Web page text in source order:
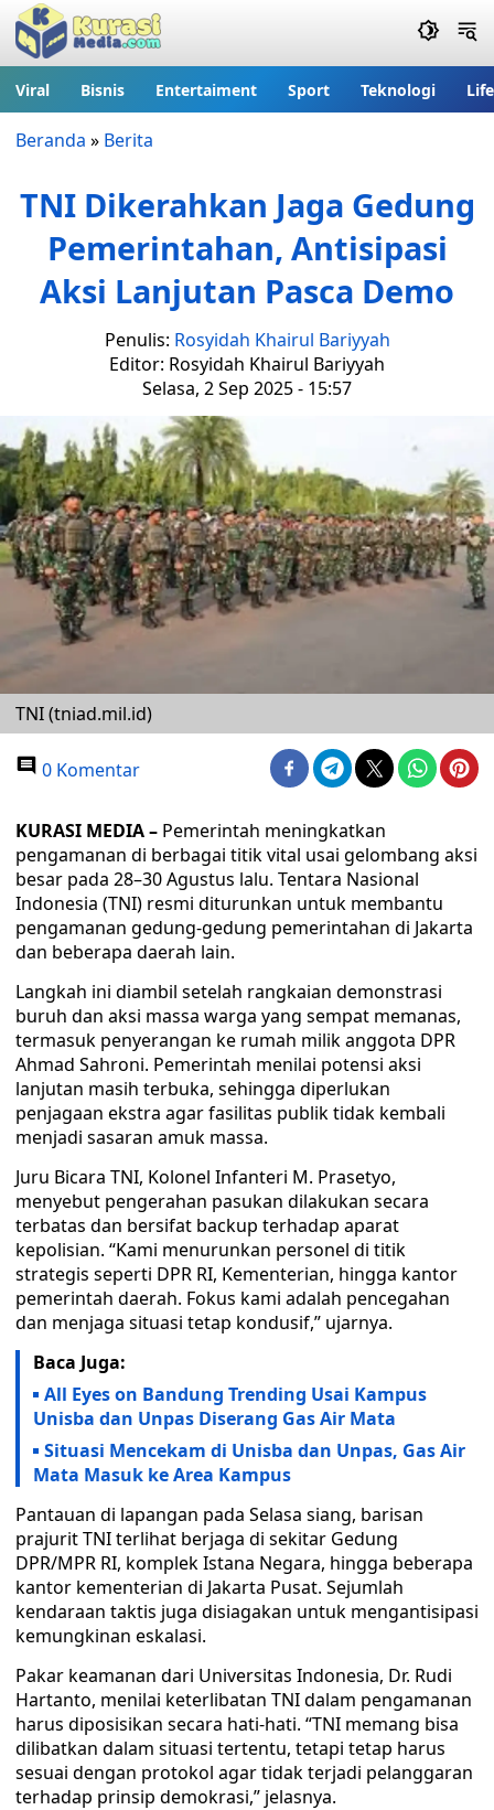
Viral Bisnis Entertaiment Sport Teknologi
Beranda » Berita
TNI Dikerahkan Jaga Gedung
Pemerintahan, Antisipasi
Aksi Lanjutan Pasca Demo
Penulis: Rosyidah Khairul Bariyyah
Editor: Rosyidah Khairul Bariyyah
Selasa, 2 Sep 2025 - 15:57
TNI (tniad.mil.id)
0 Komentar
KURASI MEDIA – Pemerintah meningkatkan
pengamanan di berbagai titik vital usai gelombang aksi
besar pada 28–30 Agustus lalu. Tentara Nasional
Indonesia (TNI) resmi diturunkan untuk membantu
pengamanan gedung-gedung pemerintahan di Jakarta
dan beberapa daerah lain.
Langkah ini diambil setelah rangkaian demonstrasi
buruh dan aksi massa warga yang sempat memanas,
termasuk penyerangan ke rumah milik anggota DPR
Ahmad Sahroni. Pemerintah menilai potensi aksi
lanjutan masih terbuka, sehingga diperlukan
penjagaan ekstra agar fasilitas publik tidak kembali
menjadi sasaran amuk massa.
Juru Bicara TNI, Kolonel Infanteri M. Prasetyo,
menyebut pengerahan pasukan dilakukan secara
terbatas dan bersifat backup terhadap aparat
kepolisian. “Kami menurunkan personel di titik
strategis seperti DPR RI, Kementerian, hingga kantor
pemerintah daerah. Fokus kami adalah pencegahan
dan menjaga situasi tetap kondusif,” ujarnya.
Baca Juga:
All Eyes on Bandung Trending Usai Kampus
Unisba dan Unpas Diserang Gas Air Mata
Situasi Mencekam di Unisba dan Unpas, Gas Air
Mata Masuk ke Area Kampus
Pantauan di lapangan pada Selasa siang, barisan
prajurit TNI terlihat berjaga di sekitar Gedung
DPR/MPR RI, komplek Istana Negara, hingga beberapa
kantor kementerian di Jakarta Pusat. Sejumlah
kendaraan taktis juga disiagakan untuk mengantisipasi
kemungkinan eskalasi.
Pakar keamanan dari Universitas Indonesia, Dr. Rudi
Hartanto, menilai keterlibatan TNI dalam pengamanan
harus diposisikan secara hati-hati. “TNI memang bisa
dilibatkan dalam situasi tertentu, tetapi tetap harus
sesuai dengan protokol agar tidak terjadi pelanggaran
terhadap prinsip demokrasi,” jelasnya.